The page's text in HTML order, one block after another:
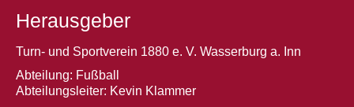
Herausgeber
Turn- und Sportverein 1880 e. V. Wasserburg a. Inn
Abteilung: Fußball
Abteilungsleiter: Kevin Klammer